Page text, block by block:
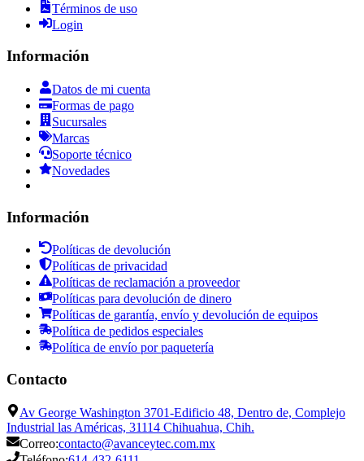
Términos de uso
Login
Información
Datos de mi cuenta
Formas de pago
Sucursales
Marcas
Soporte técnico
Novedades
Información
Políticas de devolución
Políticas de privacidad
Políticas de reclamación a proveedor
Políticas para devolución de dinero
Políticas de garantía, envío y devolución de equipos
Política de pedidos especiales
Política de envío por paquetería
Contacto
Av George Washington 3701-Edificio 48, Dentro de, Complejo
Industrial las Américas, 31114 Chihuahua, Chih.
Correo:contacto@avanceytec.com.mx